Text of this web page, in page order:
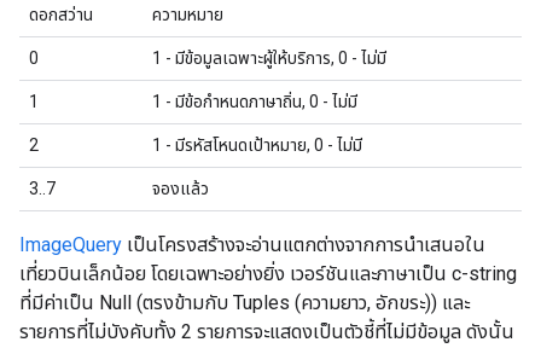
ดอกสว่าน ความหมาย
0 1 - มีข้อมูลเฉพาะผู้ให้บริการ, 0 - ไม่มี
1 1 - มีข้อกำหนดภาษาถิ่น, 0 - ไม่มี
2 1 - มีรหัสโหนดเป้าหมาย, 0 - ไม่มี
3..7 จองแล้ว
ImageQuery เป็นโครงสร้างจะอ่านแตกต่างจากการนำเสนอใน
เที่ยวบินเล็กน้อย โดยเฉพาะอย่างยิ่ง เวอร์ชันและภาษาเป็น c-string
ที่มีค่าเป็น Null (ตรงข้ามกับ Tuples (ความยาว, อักขระ)) และ
รายการที่ไม่บังคับทั้ง 2 รายการจะแสดงเป็นตัวชี้ที่ไม่มีข้อมูล ดังนั้น